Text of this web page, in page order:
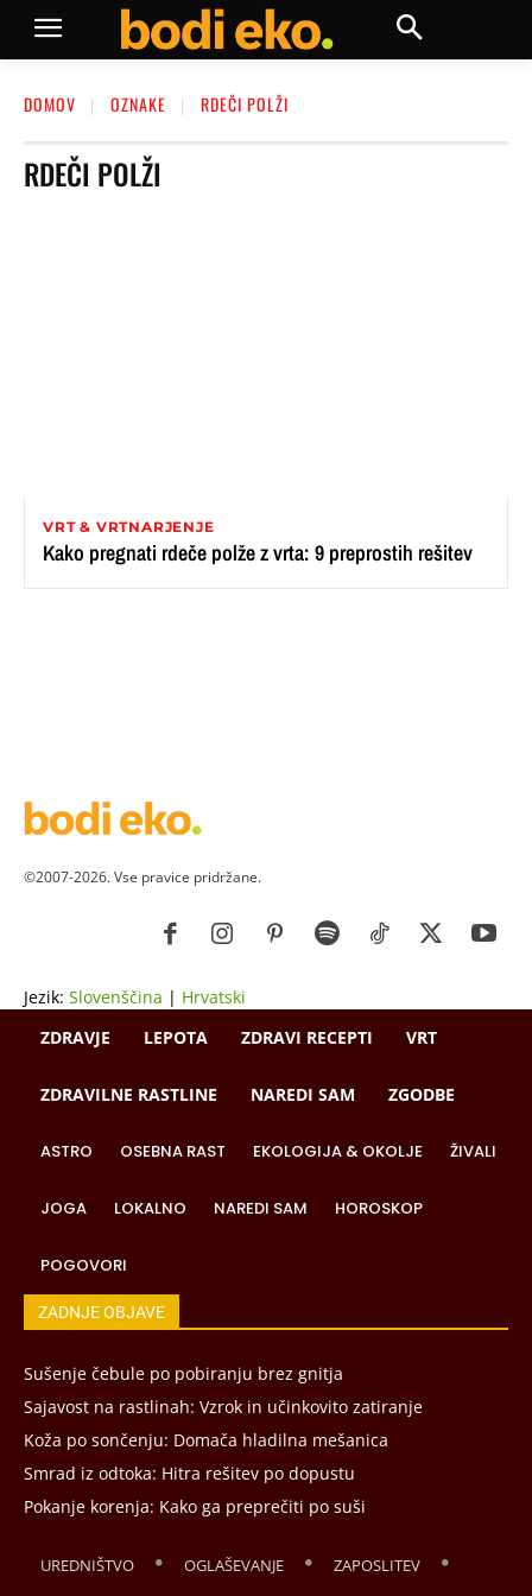
DOMOV OZNAKE RDEČI POLŽI
RDEČI POLŽI
VRT & VRTNARJENJE
Kako pregnati rdeče polže z vrta: 9 preprostih rešitev
©2007-2026. Vse pravice pridržane.
Jezik: Slovenščina | Hrvatski
ZDRAVJE
LEPOTA ZDRAVI RECEPTI VRT
ZDRAVILNE RASTLINE NAREDI SAM ZGODBE
ASTRO OSEBNA RAST EKOLOGIJA & OKOLJE ŽIVALI
JOGA LOKALNO NAREDI SAM HOROSKOP
POGOVORI
ZADNJE OBJAVE
Sušenje čebule po pobiranju brez gnitja
Sajavost na rastlinah: Vzrok in učinkovito zatiranje
Koža po sončenju: Domača hladilna mešanica
Smrad iz odtoka: Hitra rešitev po dopustu
Pokanje korenja: Kako ga preprečiti po suši
UREDNIŠTVO OGLAŠEVANJE ZAPOSLITEV